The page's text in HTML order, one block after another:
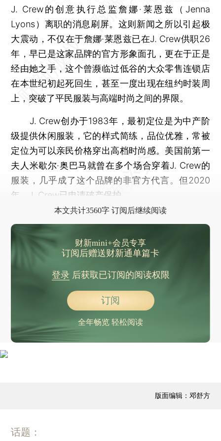
J. Crew的创意执行总监詹娜·莱恩兹（Jenna
Lyons）离职的消息刷屏。这则新闻之所以引起极
大震动，不仅在于詹娜·莱恩兹已在J. Crew供职26
年，早已是这家品牌的官方形象面孔，更在于正是
经由她之手，这个曾濒临过低谷的大众零售连锁店
在本世纪初起死回生，甚至一度出现在纽约时装周
上，突破了平民服装与高端时尚之间的界限。
J. Crew创办于1983年，最初定位是为中产阶
级提供休闲服装，它的样式简练，品位优雅，常被
定位为可以亲民价格穿出高档时尚感。美国前第一
夫人米歇尔·奥巴马就曾在多个场合穿着J. Crew的
服装，几乎成了这个品牌的非官方代言。但2020
年，J. Crew已申请破产保护。
本文共计3560字 订阅后继续阅读
财新mini+会员专享
订阅后赠送财新通单篇卡
登录后获取已订阅的阅读权限
订阅
全年畅览 轻松阅读
版面编辑：邓舒方
话题：